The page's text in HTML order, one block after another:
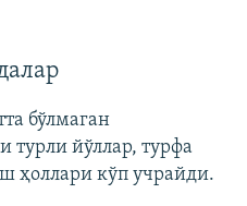
бўлмаган
турли йўллар, турфа
ҳоллари кўп учрайди.